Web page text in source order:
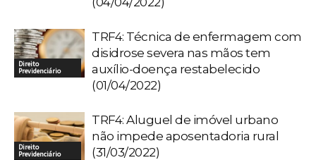
Direito
Previdenciário
TRF4: Técnica de enfermagem com
disidrose severa nas mãos tem
auxílio-doença restabelecido
(01/04/2022)
Direito
Previdenciário
TRF4: Aluguel de imóvel urbano
não impede aposentadoria rural
(31/03/2022)